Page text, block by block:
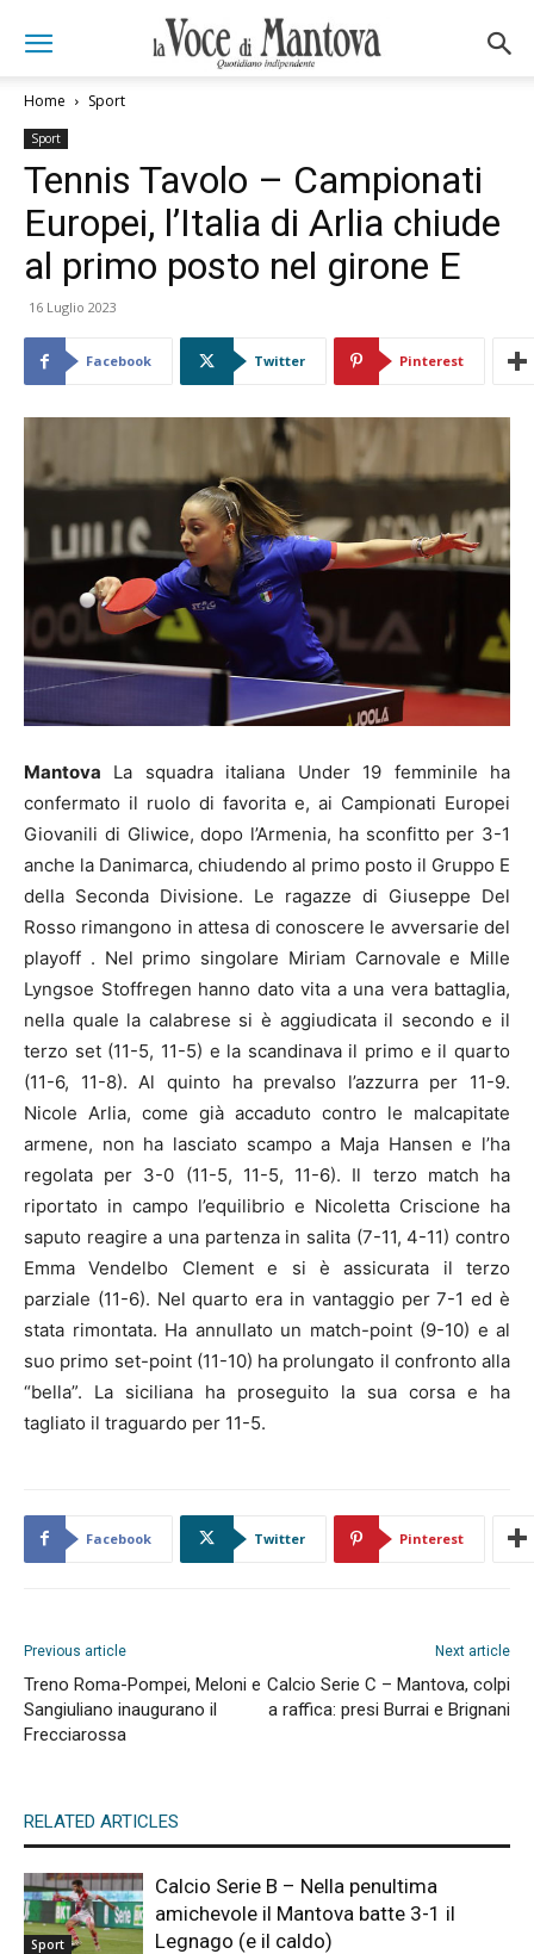
Home Sport
Sport
Tennis Tavolo – Campionati
Europei, l’Italia di Arlia chiude
al primo posto nel girone E
16 Luglio 2023
Facebook Twitter Pinterest
Mantova La squadra italiana Under 19 femminile ha
confermato il ruolo di favorita e, ai Campionati Europei
Giovanili di Gliwice, dopo l’Armenia, ha sconfitto per 3-1
anche la Danimarca, chiudendo al primo posto il Gruppo E
della Seconda Divisione. Le ragazze di Giuseppe Del
Rosso rimangono in attesa di conoscere le avversarie del
playoff . Nel primo singolare Miriam Carnovale e Mille
Lyngsoe Stoffregen hanno dato vita a una vera battaglia,
nella quale la calabrese si è aggiudicata il secondo e il
terzo set (11-5, 11-5) e la scandinava il primo e il quarto
(11-6, 11-8). Al quinto ha prevalso l’azzurra per 11-9.
Nicole Arlia, come già accaduto contro le malcapitate
armene, non ha lasciato scampo a Maja Hansen e l’ha
regolata per 3-0 (11-5, 11-5, 11-6). Il terzo match ha
riportato in campo l’equilibrio e Nicoletta Criscione ha
saputo reagire a una partenza in salita (7-11, 4-11) contro
Emma Vendelbo Clement e si è assicurata il terzo
parziale (11-6). Nel quarto era in vantaggio per 7-1 ed è
stata rimontata. Ha annullato un match-point (9-10) e al
suo primo set-point (11-10) ha prolungato il confronto alla
“bella”. La siciliana ha proseguito la sua corsa e ha
tagliato il traguardo per 11-5.
Facebook Twitter Pinterest
Previous article
Treno Roma-Pompei, Meloni e
Sangiuliano inaugurano il
Frecciarossa
Next article
Calcio Serie C – Mantova, colpi
a raffica: presi Burrai e Brignani
RELATED ARTICLES
Sport
Calcio Serie B – Nella penultima
amichevole il Mantova batte 3-1 il
Legnago (e il caldo)